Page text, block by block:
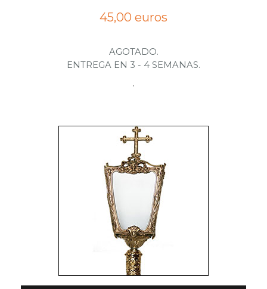
45,00 euros
AGOTADO.
ENTREGA EN 3 - 4 SEMANAS.
.